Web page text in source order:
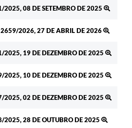
2025, 08 DE SETEMBRO DE 2025
2026, 27 DE ABRIL DE 2026
2025, 19 DE DEZEMBRO DE 2025
2025, 10 DE DEZEMBRO DE 2025
2025, 02 DE DEZEMBRO DE 2025
2025, 28 DE OUTUBRO DE 2025